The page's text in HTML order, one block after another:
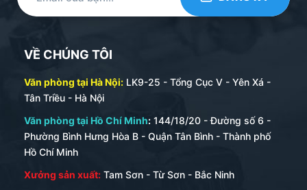
VỀ CHÚNG TÔI
Văn phòng tại Hà Nội: LK9-25 - Tổng Cục V - Yên Xá -
Tân Triều - Hà Nội
Văn phòng tại Hồ Chí Minh: 144/18/20 - Đường số 6 -
Phường Bình Hưng Hòa B - Quận Tân Bình - Thành phố
Hồ Chí Minh
Xưởng sản xuất: Tam Sơn - Từ Sơn - Bắc Ninh